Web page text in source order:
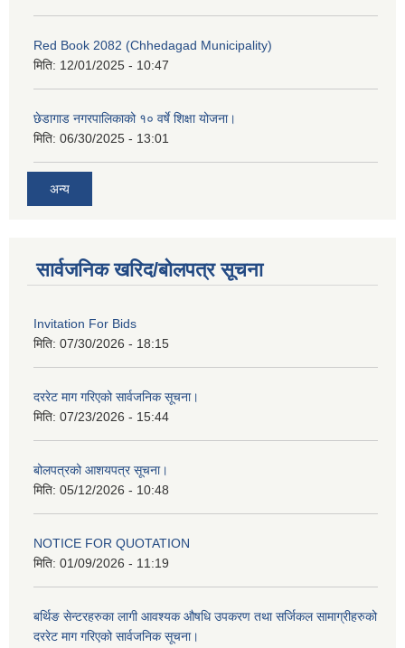
Red Book 2082 (Chhedagad Municipality)
मिति: 12/01/2025 - 10:47
छेडागाड नगरपालिकाको १० वर्षे शिक्षा योजना।
मिति: 06/30/2025 - 13:01
अन्य
सार्वजनिक खरिद/बोलपत्र सूचना
Invitation For Bids
मिति: 07/30/2026 - 18:15
दररेट माग गरिएको सार्वजनिक सूचना।
मिति: 07/23/2026 - 15:44
बोलपत्रको आशयपत्र सूचना।
मिति: 05/12/2026 - 10:48
NOTICE FOR QUOTATION
मिति: 01/09/2026 - 11:19
बर्थिङ सेन्टरहरुका लागी आवश्यक औषधि उपकरण तथा सर्जिकल सामाग्रीहरुको
दररेट माग गरिएको सार्वजनिक सूचना।